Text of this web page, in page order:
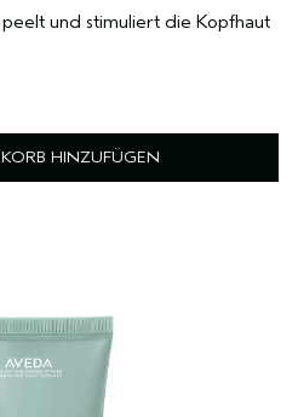
und stimuliert die Kopfhaut
HINZUFÜGEN